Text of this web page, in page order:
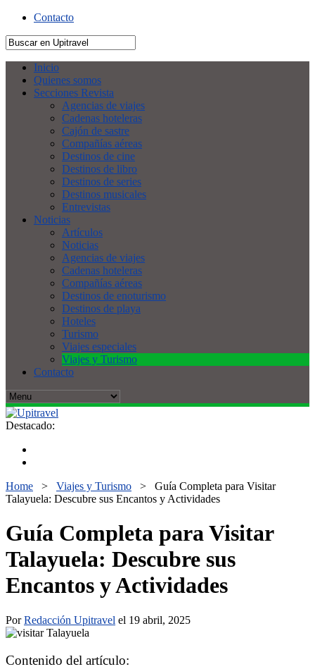
Contacto
Inicio
Quienes somos
Secciones Revista
Agencias de viajes
Cadenas hoteleras
Cajón de sastre
Compañías aéreas
Destinos de cine
Destinos de libro
Destinos de series
Destinos musicales
Entrevistas
Noticias
Artículos
Noticias
Agencias de viajes
Cadenas hoteleras
Compañías aéreas
Destinos de enoturismo
Destinos de playa
Hoteles
Turismo
Viajes especiales
Viajes y Turismo
Contacto
Destacado:
Home > Viajes y Turismo > Guía Completa para Visitar
Talayuela: Descubre sus Encantos y Actividades
Guía Completa para Visitar
Talayuela: Descubre sus
Encantos y Actividades
PorRedacción Upitravel el 19 abril, 2025
Contenido del artículo: